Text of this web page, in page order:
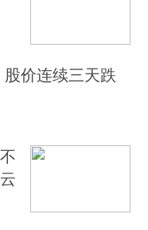
价连续三天跌